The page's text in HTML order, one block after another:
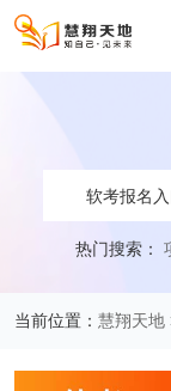
热门搜索：
当前位置： 慧翔天地